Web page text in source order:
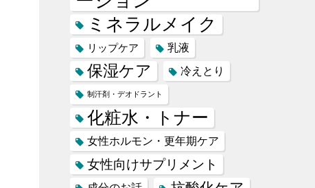
ミネラルメイク
リップケア 乳液
保湿ケア 冷えとり
制汗剤・デオドラント
化粧水・トナー
女性ホルモン・更年期ケア
女性向けサプリメント